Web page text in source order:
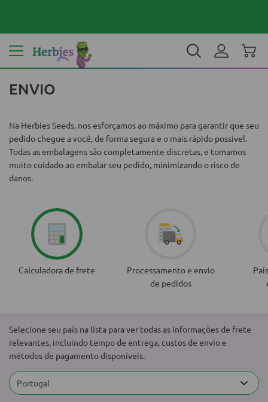
Seu país: Portugal € EUR PT
ENVIO
Na Herbies Seeds, nos esforçamos ao máximo para garantir que seu
pedido chegue a você, de forma segura e o mais rápido possível.
Todas as embalagens são completamente discretas, e tomamos
muito cuidado ao embalar seu pedido, minimizando o risco de
danos.
Calculadora de frete
Processamento e envio
de pedidos
Selecione seu país na lista para ver todas as informações de frete
relevantes, incluindo tempo de entrega, custos de envio e
métodos de pagamento disponíveis.
Portugal